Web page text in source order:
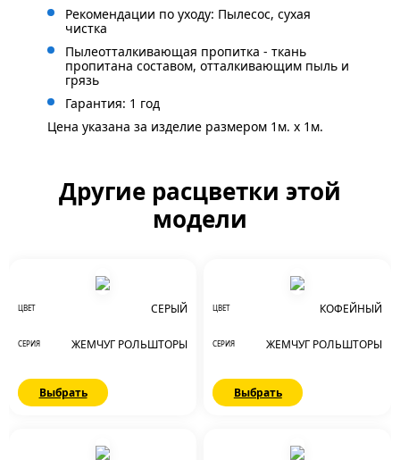
Рекомендации по уходу: Пылесос, сухая
чистка
Пылеотталкивающая пропитка - ткань
пропитана составом, отталкивающим пыль и
грязь
Гарантия: 1 год
Цена указана за изделие размером 1м. x 1м.
Другие расцветки этой
модели
ЦВЕТ СЕРЫЙ
СЕРИЯ ЖЕМЧУГ РОЛЬШТОРЫ
Выбрать
ЦВЕТ КОФЕЙНЫЙ
СЕРИЯ ЖЕМЧУГ РОЛЬШТОРЫ
Выбрать